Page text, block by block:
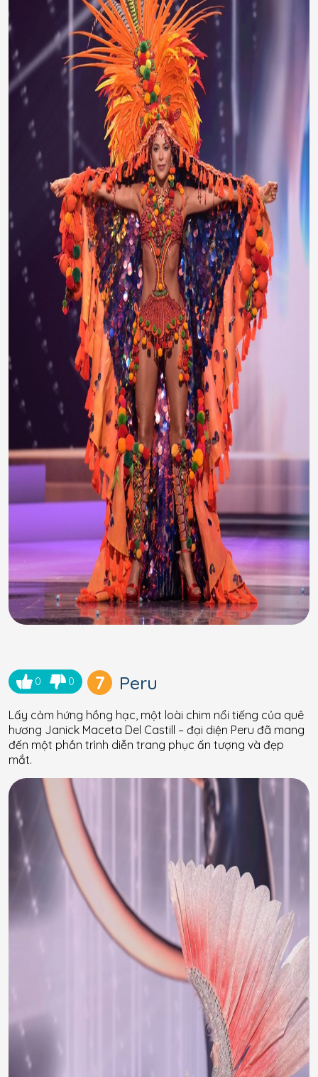
0 0 7 Peru
Lấy cảm hứng hồng hạc, một loài chim nổi tiếng của quê
hương Janick Maceta Del Castill – đại diện Peru đã mang
đến một phần trình diễn trang phục ấn tượng và đẹp
mắt.